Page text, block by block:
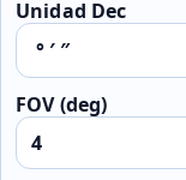
Unidad Dec
FOV (deg)